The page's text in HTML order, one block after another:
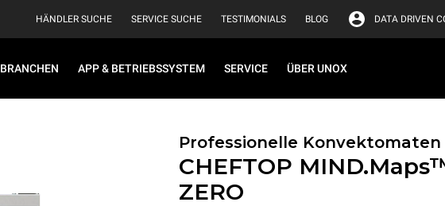
HÄNDLER SUCHE SERVICE SUCHE TESTIMONIALS BLOG DATA DRIVEN
BRANCHEN APP & BETRIEBSSYSTEM SERVICE ÜBER UNOX
Professionelle
CHEFTOP
ZERO